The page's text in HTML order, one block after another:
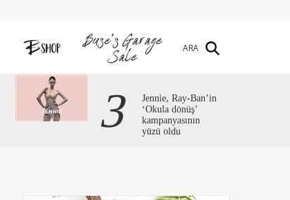
ARA
3
Jennie, Ray-Ban’in
‘Okula dönüş’
kampanyasının
yüzü oldu